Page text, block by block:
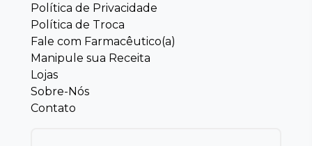
Política de Privacidade
Política de Troca
Fale com Farmacêutico(a)
Manipule sua Receita
Lojas
Sobre-Nós
Contato